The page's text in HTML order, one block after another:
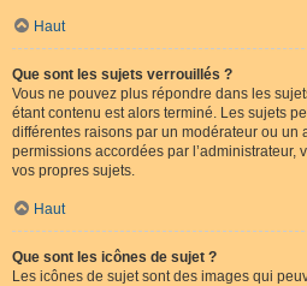
Haut
Que sont les sujets verrouillés ?
Vous ne pouvez plus répondre dans les
étant contenu est alors terminé. Les sujets
différentes raisons par un modérateur ou un
permissions accordées par l’administrateur,
vos propres sujets.
Haut
Que sont les icônes de sujet ?
Les icônes de sujet sont des images qui